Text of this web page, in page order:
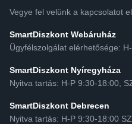
Vegye fel velünk a kapcsolatot
SmartDiszkont Webáruház
Ügyfélszolgálat elérhetősége:
SmartDiszkont Nyíregyháza
Nyitva tartás: H-P 9:30-18:00,
SmartDiszkont Debrecen
Nyitva tartás: H-P 9:30-18:00